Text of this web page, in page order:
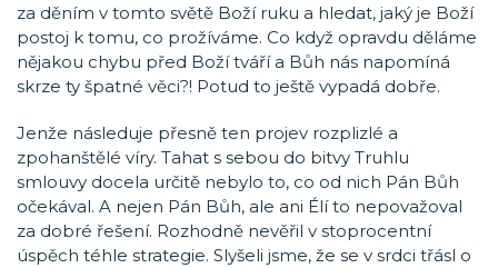
za děním v tomto světě Boží ruku a hledat, jaký je Boží
postoj k tomu, co prožíváme. Co když opravdu děláme
nějakou chybu před Boží tváří a Bůh nás napomíná
skrze ty špatné věci?! Potud to ještě vypadá dobře.
Jenže následuje přesně ten projev rozplizlé a
zpohanštělé víry. Tahat s sebou do bitvy Truhlu
smlouvy docela určitě nebylo to, co od nich Pán Bůh
očekával. A nejen Pán Bůh, ale ani Élí to nepovažoval
za dobré řešení. Rozhodně nevěřil v stoprocentní
úspěch téhle strategie. Slyšeli jsme, že se v srdci třásl o